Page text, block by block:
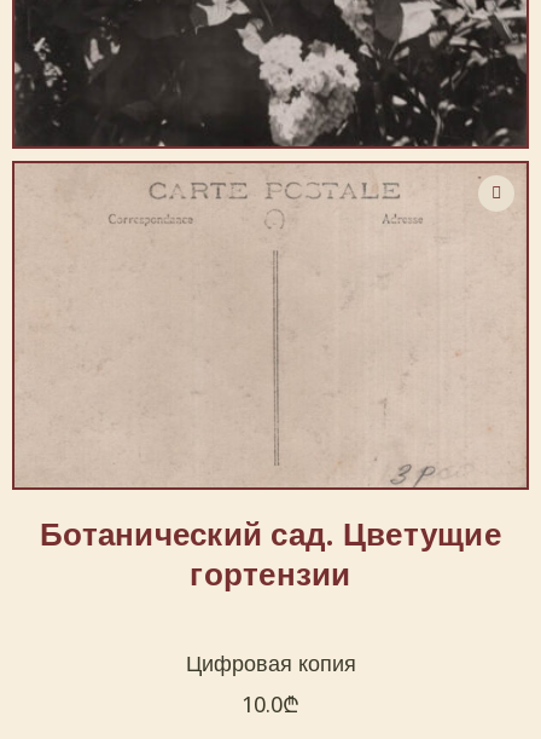
Ботанический сад. Цветущие
гортензии
Цифровая копия
10.0₾